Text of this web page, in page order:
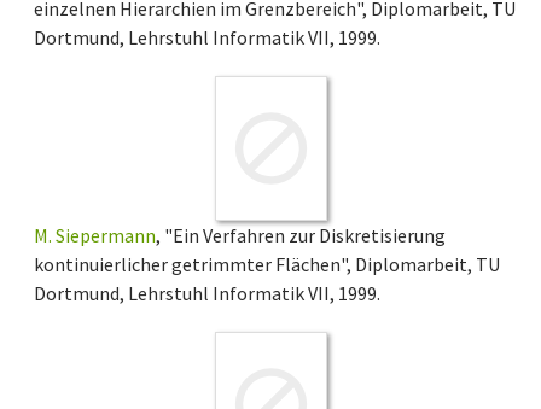
einzelnen Hierarchien im Grenzbereich", Diplomarbeit, TU
Dortmund, Lehrstuhl Informatik VII, 1999.
M. Siepermann, "Ein Verfahren zur Diskretisierung
kontinuierlicher getrimmter Flächen", Diplomarbeit, TU
Dortmund, Lehrstuhl Informatik VII, 1999.